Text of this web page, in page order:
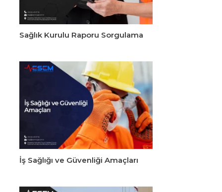
Sağlık Kurulu Raporu Sorgulama
İş Sağlığı ve Güvenliği Amaçları